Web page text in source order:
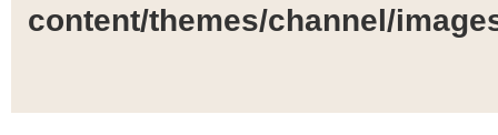
content/themes/channel/